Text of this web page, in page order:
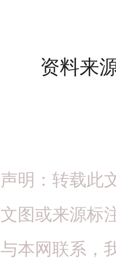
资料来源
声明：转载此
文图或来源标
与本网联系，